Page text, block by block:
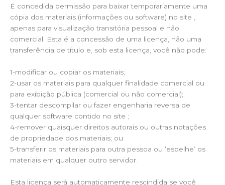
É concedida permissão para baixar temporariamente uma
cópia dos materiais (informações ou software) no site ,
apenas para visualização transitória pessoal e não
comercial. Esta é a concessão de uma licença, não uma
transferência de título e, sob esta licença, você não pode:
1-modificar ou copiar os materiais;
2-usar os materiais para qualquer finalidade comercial ou
para exibição pública (comercial ou não comercial);
3-tentar descompilar ou fazer engenharia reversa de
qualquer software contido no site ;
4-remover quaisquer direitos autorais ou outras notações
de propriedade dos materiais; ou
5-transferir os materiais para outra pessoa ou ‘espelhe’ os
materiais em qualquer outro servidor.
Esta licença será automaticamente rescindida se você